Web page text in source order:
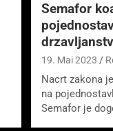
Semafor
19. Mai 2023
Nacrt zakona
na
Semafor je